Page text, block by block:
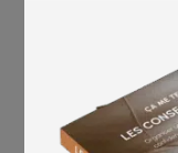
11.
les